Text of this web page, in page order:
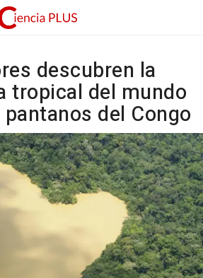
descubren la
tropical del mundo
del Congo